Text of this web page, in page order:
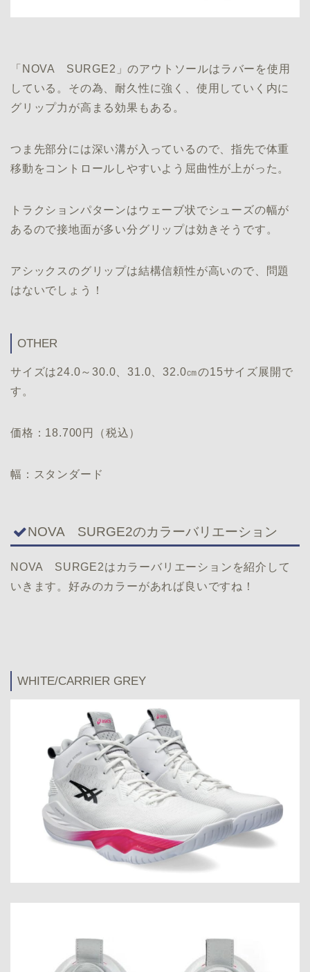
「NOVA SURGE2」のアウトソールはラバーを使用
している。その為、耐久性に強く、使用していく内に
グリップ力が高まる効果もある。
つま先部分には深い溝が入っているので、指先で体重
移動をコントロールしやすいよう屈曲性が上がった。
トラクションパターンはウェーブ状でシューズの幅が
あるので接地面が多い分グリップは効きそうです。
アシックスのグリップは結構信頼性が高いので、問題
はないでしょう！
OTHER
サイズは24.0～30.0、31.0、32.0㎝の15サイズ展開で
す。
価格：18.700円（税込）
幅：スタンダード
NOVA SURGE2のカラーバリエーション
NOVA SURGE2はカラーバリエーションを紹介して
いきます。好みのカラーがあれば良いですね！
WHITE/CARRIER GREY